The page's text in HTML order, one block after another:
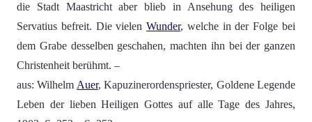
die Stadt Maastricht aber blieb in Ansehung des heiligen
Servatius befreit. Die vielenWunder, welche in der Folge bei
dem Grabe desselben geschahen, machten ihn bei der ganzen
Christenheit berühmt. –
aus: Wilhelm Auer, Kapuzinerordenspriester, Goldene Legende
Leben der lieben Heiligen Gottes auf alle Tage des Jahres,